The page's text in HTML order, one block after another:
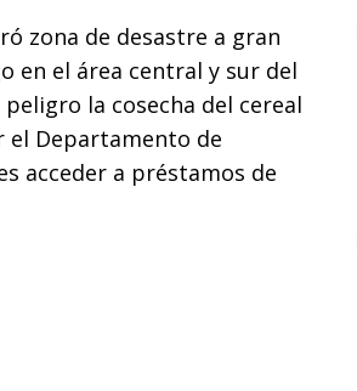
zona de desastre a gran
el área central y sur del
la cosecha del cereal
el Departamento de
acceder a préstamos de